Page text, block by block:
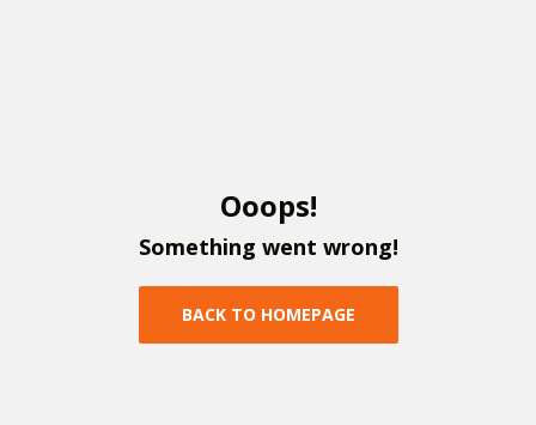
Ooops!
Something went wrong!
BACK TO HOMEPAGE